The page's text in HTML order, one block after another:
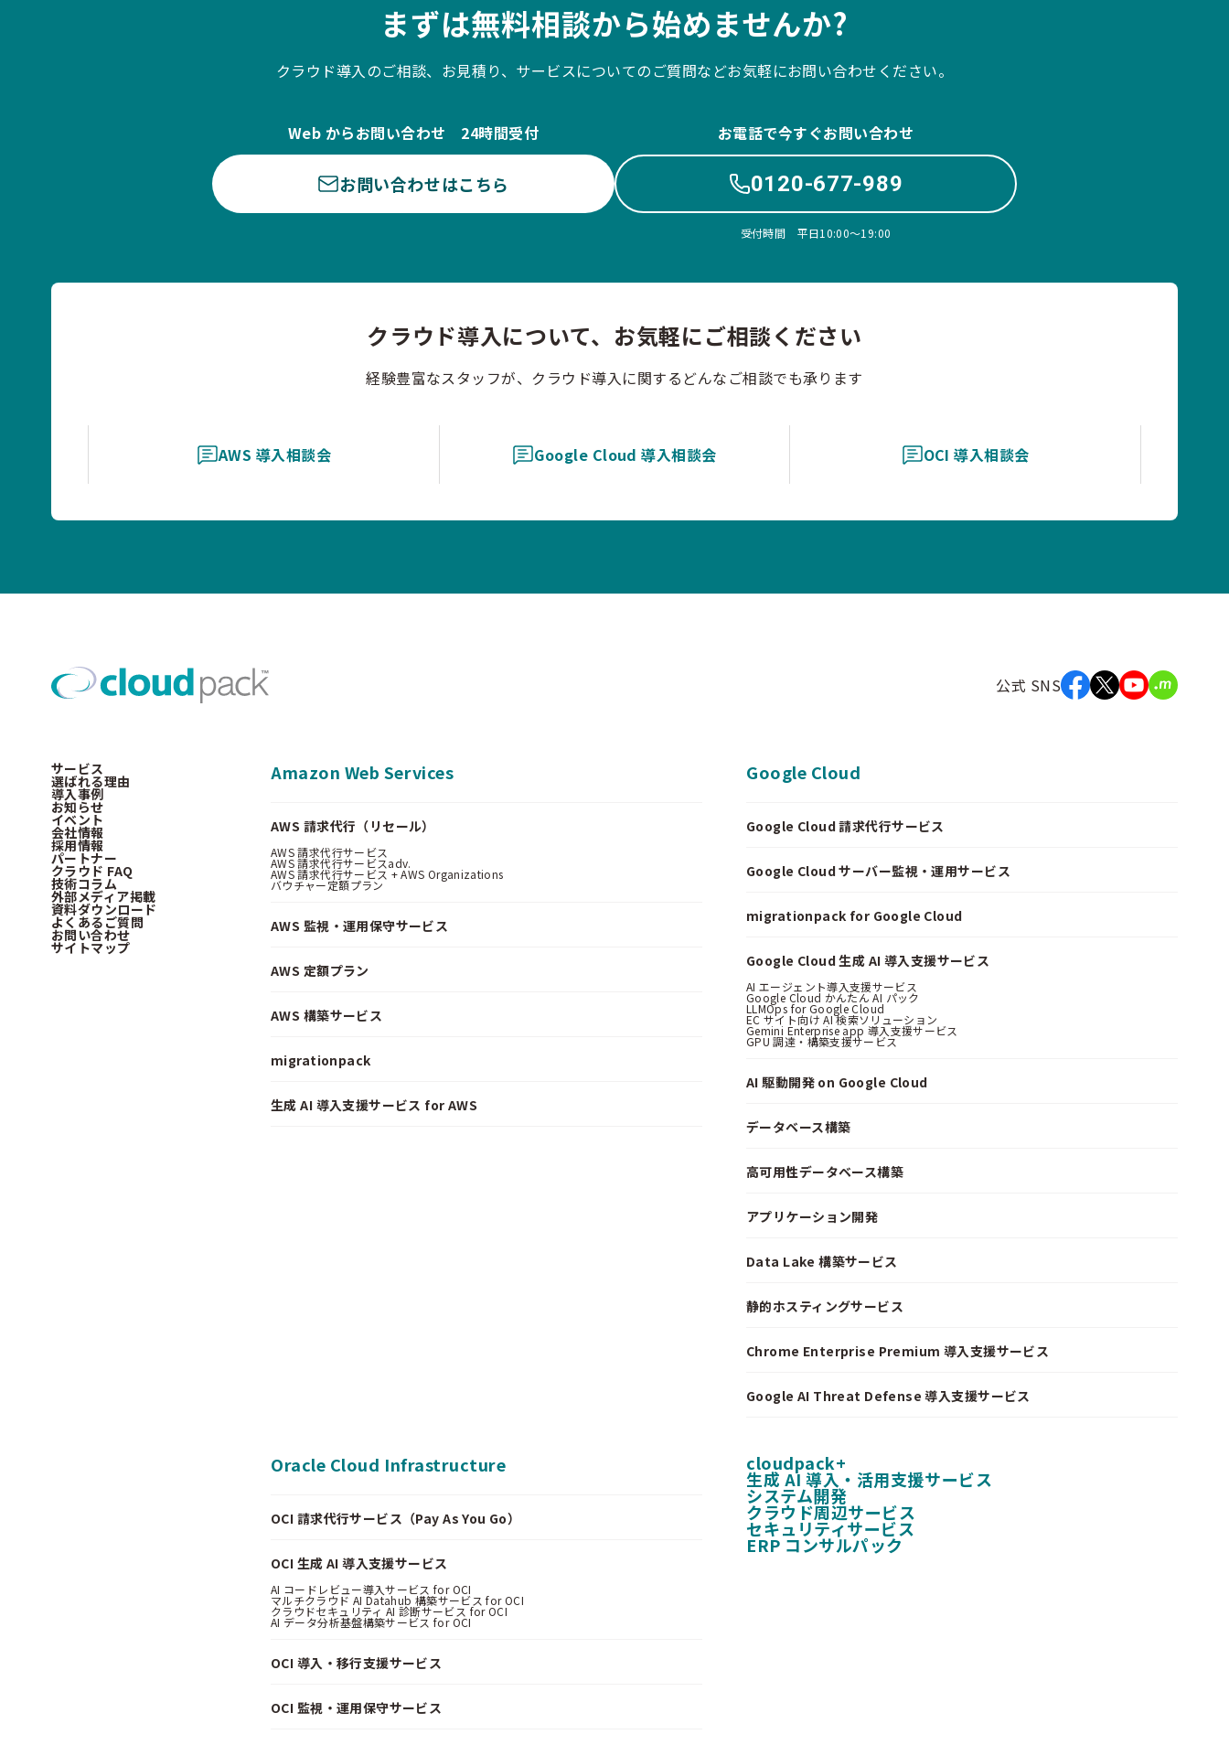
まずは無料相談から始めませんか?
クラウド導入のご相談、お見積り、サービスについてのご質問などお気軽にお問い合わせください。
Web からお問い合わせ 24時間受付
お問い合わせはこちら
お電話で今すぐお問い合わせ
0120-677-989
受付時間 平日10:00〜19:00
クラウド導入について、お気軽にご相談ください
経験豊富なスタッフが、クラウド導入に関するどんなご相談でも承ります
AWS 導入相談会 Google Cloud 導入相談会 OCI 導入相談会
公式 SNS
サービス
選ばれる理由
導入事例
お知らせ
イベント
会社情報
採用情報
パートナー
クラウド FAQ
技術コラム
外部メディア掲載
資料ダウンロード
よくあるご質問
お問い合わせ
サイトマップ
Amazon Web Services
AWS 請求代行（リセール）
AWS 請求代行サービス
AWS 請求代行サービスadv.
AWS 請求代行サービス + AWS Organizations
バウチャー定額プラン
AWS 監視・運用保守サービス
AWS 定額プラン
AWS 構築サービス
migrationpack
生成 AI 導入支援サービス for AWS
Google Cloud
Google Cloud 請求代行サービス
Google Cloud サーバー監視・運用サービス
migrationpack for Google Cloud
Google Cloud 生成 AI 導入支援サービス
AI エージェント導入支援サービス
Google Cloud かんたん AI パック
LLMOps for Google Cloud
EC サイト向け AI 検索ソリューション
Gemini Enterprise app 導入支援サービス
GPU 調達・構築支援サービス
AI 駆動開発 on Google Cloud
データベース構築
高可用性データベース構築
アプリケーション開発
Data Lake 構築サービス
静的ホスティングサービス
Chrome Enterprise Premium 導入支援サービス
Google AI Threat Defense 導入支援サービス
Oracle Cloud Infrastructure
OCI 請求代行サービス（Pay As You Go）
OCI 生成 AI 導入支援サービス
AI コードレビュー導入サービス for OCI
マルチクラウド AI Datahub 構築サービス for OCI
クラウドセキュリティ AI 診断サービス for OCI
AI データ分析基盤構築サービス for OCI
OCI 導入・移行支援サービス
OCI 監視・運用保守サービス
cloudpack+
生成 AI 導入・活用支援サービス
システム開発
クラウド周辺サービス
セキュリティサービス
ERP コンサルパック